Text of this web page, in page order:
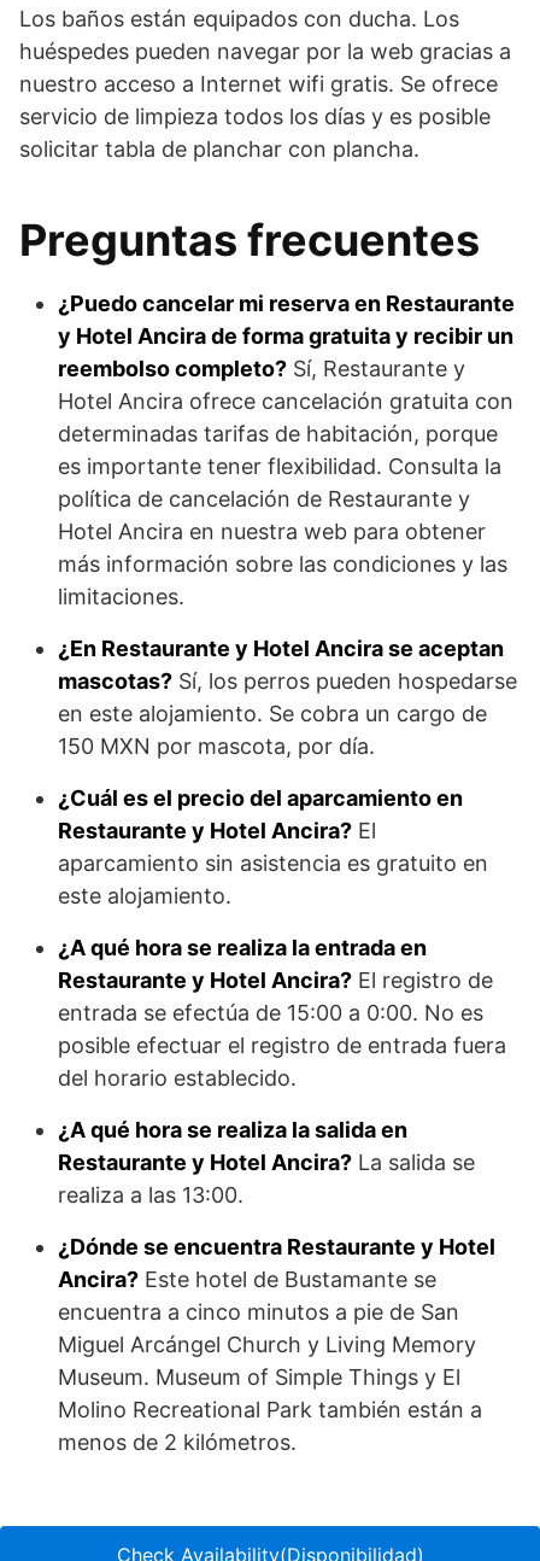
Los baños están equipados con ducha. Los
huéspedes pueden navegar por la web gracias a
nuestro acceso a Internet wifi gratis. Se ofrece
servicio de limpieza todos los días y es posible
solicitar tabla de planchar con plancha.
Preguntas frecuentes
¿Puedo cancelar mi reserva en Restaurante
y Hotel Ancira de forma gratuita y recibir un
reembolso completo? Sí, Restaurante y
Hotel Ancira ofrece cancelación gratuita con
determinadas tarifas de habitación, porque
es importante tener flexibilidad. Consulta la
política de cancelación de Restaurante y
Hotel Ancira en nuestra web para obtener
más información sobre las condiciones y las
limitaciones.
¿En Restaurante y Hotel Ancira se aceptan
mascotas? Sí, los perros pueden hospedarse
en este alojamiento. Se cobra un cargo de
150 MXN por mascota, por día.
¿Cuál es el precio del aparcamiento en
Restaurante y Hotel Ancira? El
aparcamiento sin asistencia es gratuito en
este alojamiento.
¿A qué hora se realiza la entrada en
Restaurante y Hotel Ancira? El registro de
entrada se efectúa de 15:00 a 0:00. No es
posible efectuar el registro de entrada fuera
del horario establecido.
¿A qué hora se realiza la salida en
Restaurante y Hotel Ancira? La salida se
realiza a las 13:00.
¿Dónde se encuentra Restaurante y Hotel
Ancira? Este hotel de Bustamante se
encuentra a cinco minutos a pie de San
Miguel Arcángel Church y Living Memory
Museum. Museum of Simple Things y El
Molino Recreational Park también están a
menos de 2 kilómetros.
Check Availability(Disponibilidad)